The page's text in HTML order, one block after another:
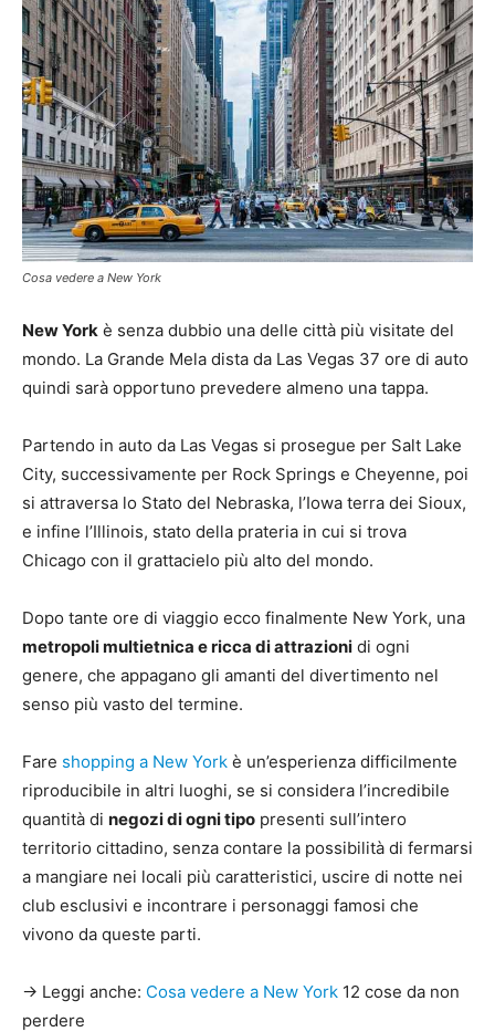
Cosa vedere a New York
New York è senza dubbio una delle città più visitate del
mondo. La Grande Mela dista da Las Vegas 37 ore di auto
quindi sarà opportuno prevedere almeno una tappa.
Partendo in auto da Las Vegas si prosegue per Salt Lake
City, successivamente per Rock Springs e Cheyenne, poi
si attraversa lo Stato del Nebraska, l’Iowa terra dei Sioux,
e infine l’Illinois, stato della prateria in cui si trova
Chicago con il grattacielo più alto del mondo.
Dopo tante ore di viaggio ecco finalmente New York, una
metropoli multietnica e ricca di attrazioni di ogni
genere, che appagano gli amanti del divertimento nel
senso più vasto del termine.
Fare shopping a New York è un’esperienza difficilmente
riproducibile in altri luoghi, se si considera l’incredibile
quantità di negozi di ogni tipo presenti sull’intero
territorio cittadino, senza contare la possibilità di fermarsi
a mangiare nei locali più caratteristici, uscire di notte nei
club esclusivi e incontrare i personaggi famosi che
vivono da queste parti.
→ Leggi anche: Cosa vedere a New York 12 cose da non
perdere